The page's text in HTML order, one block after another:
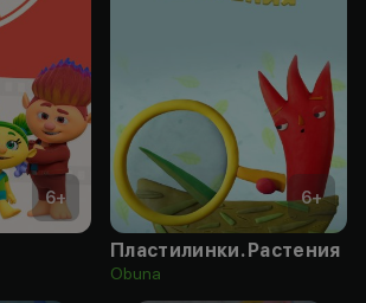
6+ 6+
Пластилинки. Растения
Obuna